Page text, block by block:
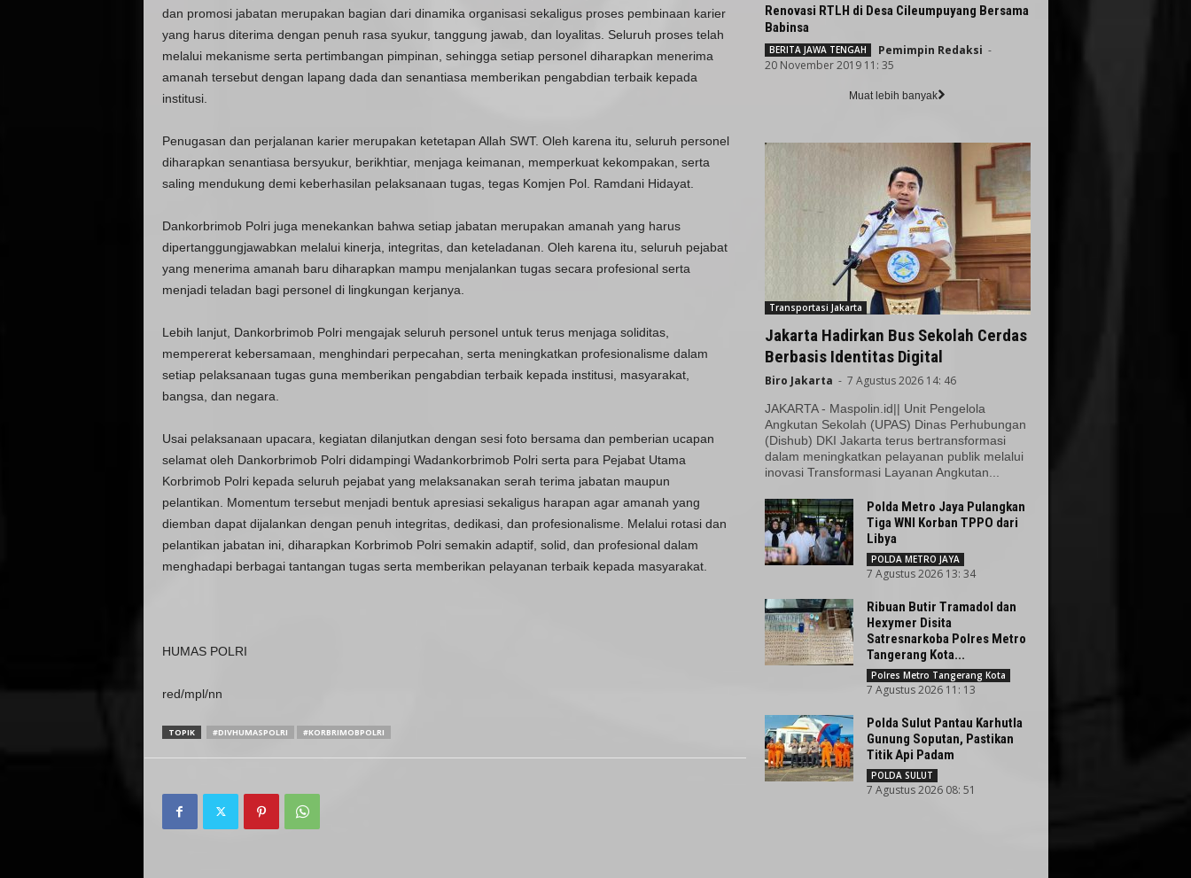
dan promosi jabatan merupakan bagian dari dinamika organisasi sekaligus proses pembinaan karier
yang harus diterima dengan penuh rasa syukur, tanggung jawab, dan loyalitas. Seluruh proses telah
melalui mekanisme serta pertimbangan pimpinan, sehingga setiap personel diharapkan menerima
amanah tersebut dengan lapang dada dan senantiasa memberikan pengabdian terbaik kepada
institusi.
Penugasan dan perjalanan karier merupakan ketetapan Allah SWT. Oleh karena itu, seluruh personel
diharapkan senantiasa bersyukur, berikhtiar, menjaga keimanan, memperkuat kekompakan, serta
saling mendukung demi keberhasilan pelaksanaan tugas, tegas Komjen Pol. Ramdani Hidayat.
Dankorbrimob Polri juga menekankan bahwa setiap jabatan merupakan amanah yang harus
dipertanggungjawabkan melalui kinerja, integritas, dan keteladanan. Oleh karena itu, seluruh pejabat
yang menerima amanah baru diharapkan mampu menjalankan tugas secara profesional serta
menjadi teladan bagi personel di lingkungan kerjanya.
Lebih lanjut, Dankorbrimob Polri mengajak seluruh personel untuk terus menjaga soliditas,
mempererat kebersamaan, menghindari perpecahan, serta meningkatkan profesionalisme dalam
setiap pelaksanaan tugas guna memberikan pengabdian terbaik kepada institusi, masyarakat,
bangsa, dan negara.
Usai pelaksanaan upacara, kegiatan dilanjutkan dengan sesi foto bersama dan pemberian ucapan
selamat oleh Dankorbrimob Polri didampingi Wadankorbrimob Polri serta para Pejabat Utama
Korbrimob Polri kepada seluruh pejabat yang melaksanakan serah terima jabatan maupun
pelantikan. Momentum tersebut menjadi bentuk apresiasi sekaligus harapan agar amanah yang
diemban dapat dijalankan dengan penuh integritas, dedikasi, dan profesionalisme. Melalui rotasi dan
pelantikan jabatan ini, diharapkan Korbrimob Polri semakin adaptif, solid, dan profesional dalam
menghadapi berbagai tantangan tugas serta memberikan pelayanan terbaik kepada masyarakat.
HUMAS POLRI
red/mpl/nn
TOPIK #DIVHUMASPOLRI #KORBRIMOBPOLRI
Renovasi RTLH di Desa Cileumpuyang Bersama
Babinsa
BERITA JAWA TENGAH Pemimpin Redaksi -
20 November 2019 11: 35
Muat lebih banyak
Transportasi Jakarta
Jakarta Hadirkan Bus Sekolah Cerdas
Berbasis Identitas Digital
Biro Jakarta - 7 Agustus 2026 14: 46
JAKARTA - Maspolin.id|| Unit Pengelola
Angkutan Sekolah (UPAS) Dinas Perhubungan
(Dishub) DKI Jakarta terus bertransformasi
dalam meningkatkan pelayanan publik melalui
inovasi Transformasi Layanan Angkutan...
Polda Metro Jaya Pulangkan
Tiga WNI Korban TPPO dari
Libya
POLDA METRO JAYA
7 Agustus 2026 13: 34
Ribuan Butir Tramadol dan
Hexymer Disita
Satresnarkoba Polres Metro
Tangerang Kota...
Polres Metro Tangerang Kota
7 Agustus 2026 11: 13
Polda Sulut Pantau Karhutla
Gunung Soputan, Pastikan
Titik Api Padam
POLDA SULUT
7 Agustus 2026 08: 51